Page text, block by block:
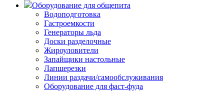
Оборудование для общепита
Водоподготовка
Гастроемкости
Генераторы льда
Доски разделочные
Жироуловители
Запайщики настольные
Лапшерезки
Линии раздачи/самообслуживания
Оборудование для фаст-фуда